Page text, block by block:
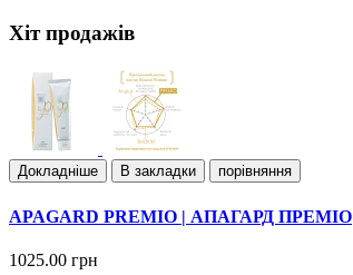
Хіт продажів
Докладнiше В закладки порівняння
APAGARD PREMIO | АПАГАРД ПРЕМІО
1025.00 грн